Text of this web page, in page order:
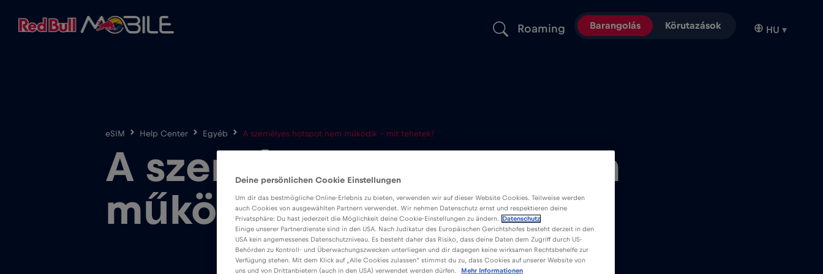
Roaming Barangolás Körutazások HU ▾
eSIM Help Center Egyéb A személyes hotspot nem működik – mit tehetek?
A személyes hotspot nem
működik – mit tehetek?
Deine persönlichen Cookie Einstellungen
Um dir das bestmögliche Online-Erlebnis zu bieten, verwenden wir auf dieser Website Cookies. Teilweise werden
auch Cookies von ausgewählten Partnern verwendet. Wir nehmen Datenschutz ernst und respektieren deine
Privatsphäre: Du hast jederzeit die Möglichkeit deine Cookie-Einstellungen zu ändern.
Datenschutz
Einige unserer Partnerdienste sind in den USA. Nach Judikatur des Europäischen Gerichtshofes besteht derzeit in den
USA kein angemessenes Datenschutzniveau. Es besteht daher das Risiko, dass deine Daten dem Zugriff durch US-
Behörden zu Kontroll- und Überwachungszwecken unterliegen und dir dagegen keine wirksamen Rechtsbehelfe zur
Verfügung stehen. Mit dem Klick auf „Alle Cookies zulassen“ stimmst du zu, dass Cookies auf unserer Website von
uns und von Drittanbietern (auch in den USA) verwendet werden dürfen.
Mehr Informationen